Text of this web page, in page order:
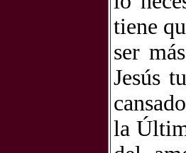
tiene
ser
Jesús
la